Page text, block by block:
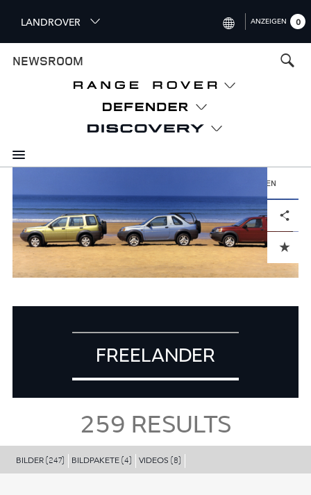
i
p
n
c
n
e
n
LANDROVER
CHINA (中国（中文))
FRANCE (FRANÇAIS)
SPAIN (ESPAÑOL)
ITALY (ITALIANO)
ANZEIGEN 0
NEWSROOM
HERUNTERLADEN
ADD TO CART
Facebook
X LinkedInShare
FREELANDER
259 RESULTS
BILDER(247) BILDPAKETE(4) VIDEOS (8)